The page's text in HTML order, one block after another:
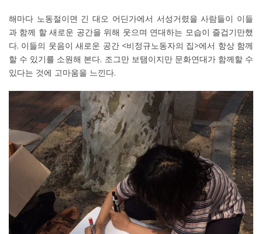
해마다 노동절이면 긴 대오 어딘가에서 서성거렸을 사람들이 이들
과 함께 할 새로운 공간을 위해 웃으며 연대하는 모습이 즐겁기만했
다. 이들의 웃음이 새로운 공간 <비정규노동자의 집>에서 항상 함께
할 수 있기를 소원해 본다. 조그만 보탬이지만 문화연대가 함께할 수
있다는 것에 고마움을 느낀다.